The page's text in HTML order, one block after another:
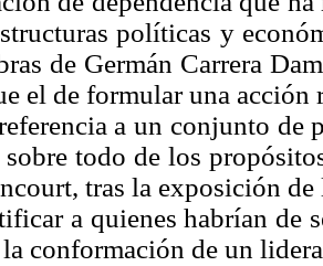
políticas y
de Germán Carrera
el de formular una
a un conjunto de
sobre todo de los
tras la exposición
a quienes habrían de
la conformación de un